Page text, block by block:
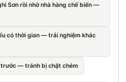
Sơn rồi nhờ nhà hàng chế biến —
có thời gian — trải nghiệm khác
— tránh bị chặt chém